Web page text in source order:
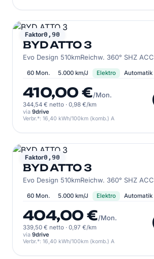
Faktor0,90
BYD
BYD ATTO 3
Evo Design 510kmReichw. 360° SHZ ACC
60 Mon. 5.000 km/J Elektro Automatik
410,00 €/Mon.
344,54 € netto · 0,98 €/km
via 9drive
Verbr.*: 16,40 kWh/100km (komb.) A
Faktor0,90
BYD
BYD ATTO 3
Evo Design 510kmReichw. 360° SHZ ACC
60 Mon. 5.000 km/J Elektro Automatik
404,00 €/Mon.
339,50 € netto · 0,97 €/km
via 9drive
Verbr.*: 16,40 kWh/100km (komb.) A